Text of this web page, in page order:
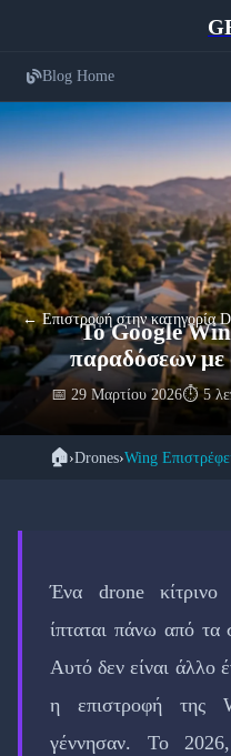
Blog Home
← Επιστροφή στην κατηγορία
Το Google
παραδόσεων
📅 29 Μαρτίου 2026⏱️ 5
🏠›Drones›
Ένα drone κίτρινο
ίπταται πάνω από
Αυτό δεν είναι άλλο
η επιστροφή της
γέννησαν. Το